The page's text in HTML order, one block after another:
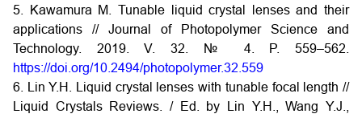
5. Kawamura M. Tunable liquid crystal lenses and their
applications // Journal of Photopolymer Science and
Technology. 2019. V. 32. № 4. P. 559–562.
https://doi.org/10.2494/photopolymer.32.559
6. Lin Y.H. Liquid crystal lenses with tunable focal length //
Liquid Crystals Reviews. / Ed. by Lin Y.H., Wang Y.J.,